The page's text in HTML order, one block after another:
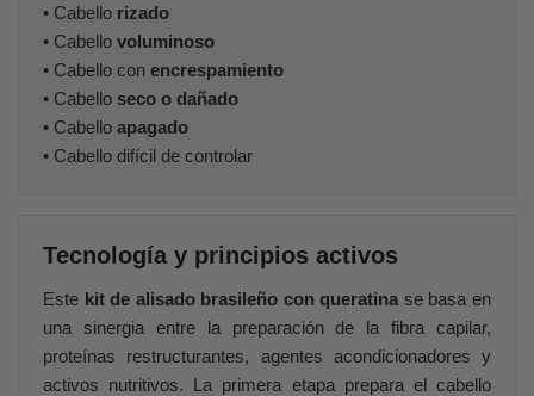
• Cabello rizado
• Cabello voluminoso
• Cabello con encrespamiento
• Cabello seco o dañado
• Cabello apagado
• Cabello difícil de controlar
Tecnología y principios activos
Este kit de alisado brasileño con queratina se basa en
una sinergia entre la preparación de la fibra capilar,
proteínas restructurantes, agentes acondicionadores y
activos nutritivos. La primera etapa prepara el cabello